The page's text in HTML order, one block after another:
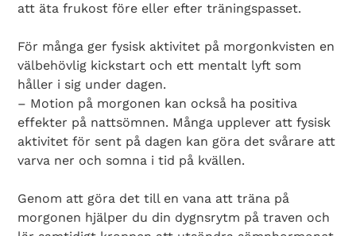
att äta frukost före eller efter träningspasset.
För många ger fysisk aktivitet på morgonkvisten en
välbehövlig kickstart och ett mentalt lyft som
håller i sig under dagen.
– Motion på morgonen kan också ha positiva
effekter på nattsömnen. Många upplever att fysisk
aktivitet för sent på dagen kan göra det svårare att
varva ner och somna i tid på kvällen.
Genom att göra det till en vana att träna på
morgonen hjälper du din dygnsrytm på traven och